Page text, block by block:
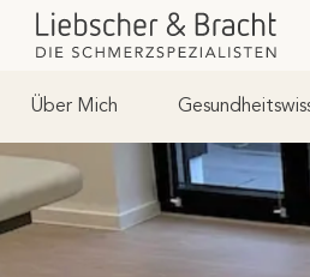
Über Mich